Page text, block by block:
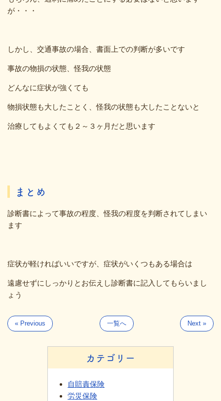
が・・・
しかし、交通事故の場合、書面上での判断が多いです
事故の物損の状態、怪我の状態
どんなに症状が強くても
物損状態も大したことく、怪我の状態も大したことないと
治療してもよくても２～３ヶ月だと思います
まとめ
診断書によって事故の程度、怪我の程度を判断されてしまい
ます
症状が軽ければいいですが、症状がいくつもある場合は
遠慮せずにしっかりとお伝えし診断書に記入してもらいまし
ょう
« Previous 一覧へ Next »
カテゴリー
自賠責保険
労災保険